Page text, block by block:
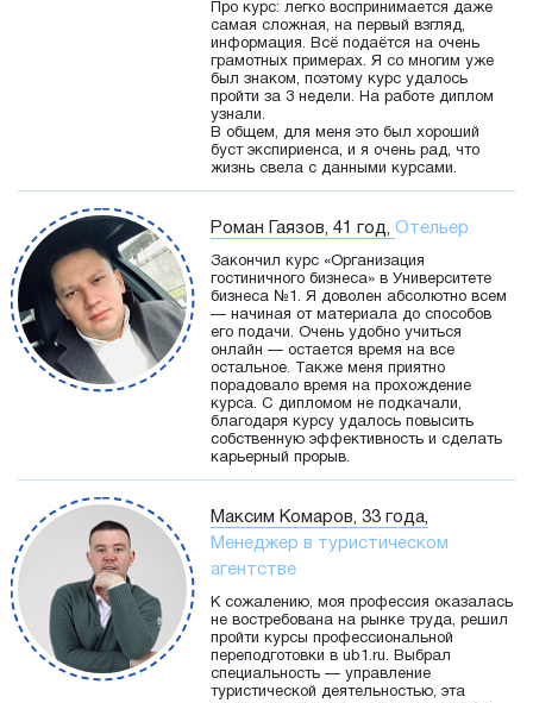
Про курс: легко воспринимается даже
самая сложная, на первый взгляд,
информация. Всё подаётся на очень
грамотных примерах. Я со многим уже
был знаком, поэтому курс удалось
пройти за 3 недели. На работе диплом
узнали.
В общем, для меня это был хороший
буст экспириенса, и я очень рад, что
жизнь свела с данными курсами.
Роман Гаязов, 41 год, Отельер
Закончил курс «Организация
гостиничного бизнеса» в Университете
бизнеса №1. Я доволен абсолютно всем
— начиная от материала до способов
его подачи. Очень удобно учиться
онлайн — остается время на все
остальное. Также меня приятно
порадовало время на прохождение
курса. С дипломом не подкачали,
благодаря курсу удалось повысить
собственную эффективность и сделать
карьерный прорыв.
Максим Комаров, 33 года,
Менеджер в туристическом
агентстве
К сожалению, моя профессия оказалась
не востребована на рынке труда, решил
пройти курсы профессиональной
переподготовки в ub1.ru. Выбрал
специальность — управление
туристической деятельностью, эта